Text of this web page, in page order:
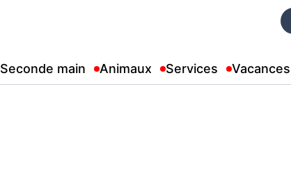
Seconde main Animaux Services Vacances